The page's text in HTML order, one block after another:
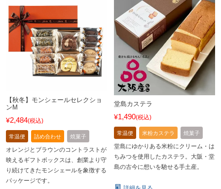
【秋冬】モンシェールセレクショ
ンM
¥2,484 税込
常温便 詰め合わせ 焼菓子
オレンジとブラウンのコントラストが
映えるギフトボックスは、創業より守
り続けてきたモンシェールを象徴する
パッケージです。
堂島カステラ
¥1,490 税込
常温便 米粉カステラ 焼菓子
堂島にゆかりある米粉にクリーム・は
ちみつを使用したカステラ。大阪・堂
島の古今に想いを馳せる手土産。